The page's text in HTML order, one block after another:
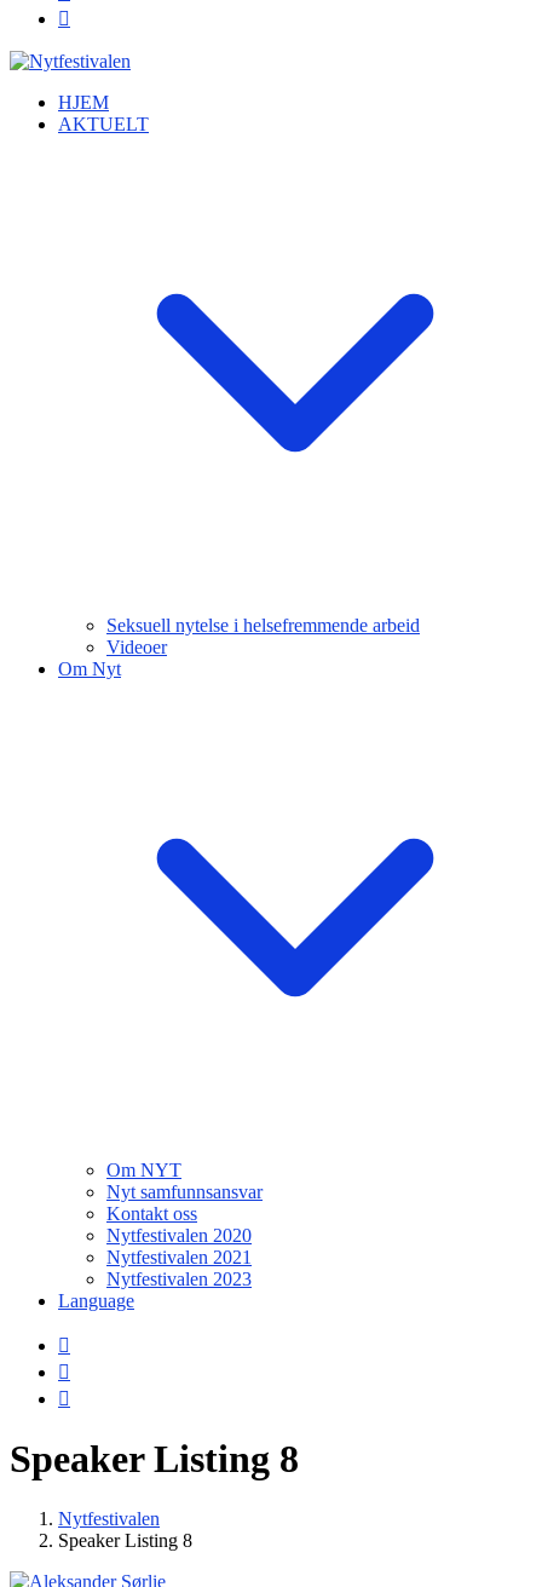
HJEM
AKTUELT
Seksuell nytelse i helsefremmende arbeid
Videoer
Om Nyt
Om NYT
Nyt samfunnsansvar
Kontakt oss
Nytfestivalen 2020
Nytfestivalen 2021
Nytfestivalen 2023
Language
Speaker Listing 8
Nytfestivalen
Speaker Listing 8